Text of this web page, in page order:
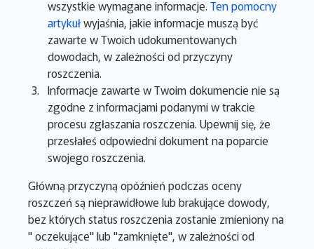
wszystkie wymagane informacje. Ten pomocny
artykułwyjaśnia, jakie informacje muszą być
zawarte w Twoich udokumentowanych
dowodach, w zależności od przyczyny
roszczenia.
Informacje zawarte w Twoim dokumencie nie są
zgodne z informacjami podanymi w trakcie
procesu zgłaszania roszczenia. Upewnij się, że
przesłałeś odpowiedni dokument na poparcie
swojego roszczenia.
Główną przyczyną opóźnień podczas oceny
roszczeń są nieprawidłowe lub brakujące dowody,
bez których status roszczenia zostanie zmieniony na
" oczekujące" lub "zamknięte", w zależności od